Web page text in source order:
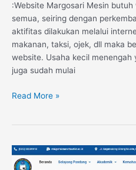
:Website Margosari Mesin
semua, seiring dengan
aktifitas dilakukan melalui
makanan, taksi, ojek, dll maka
website. Usaha kecil menengah
juga sudah mulai
Read More »
Website
Sekolah